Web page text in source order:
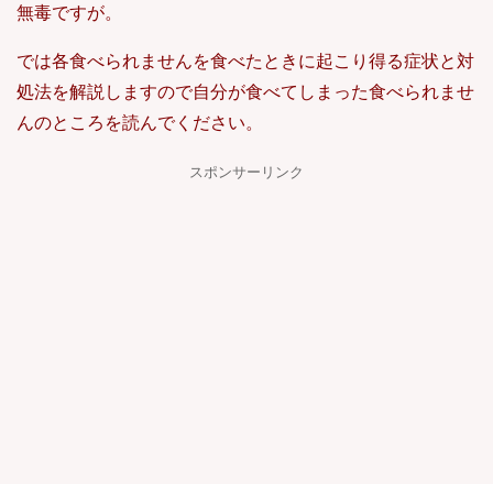
無毒ですが。
では各食べられませんを食べたときに起こり得る症状と対
処法を解説しますので自分が食べてしまった食べられませ
んのところを読んでください。
スポンサーリンク